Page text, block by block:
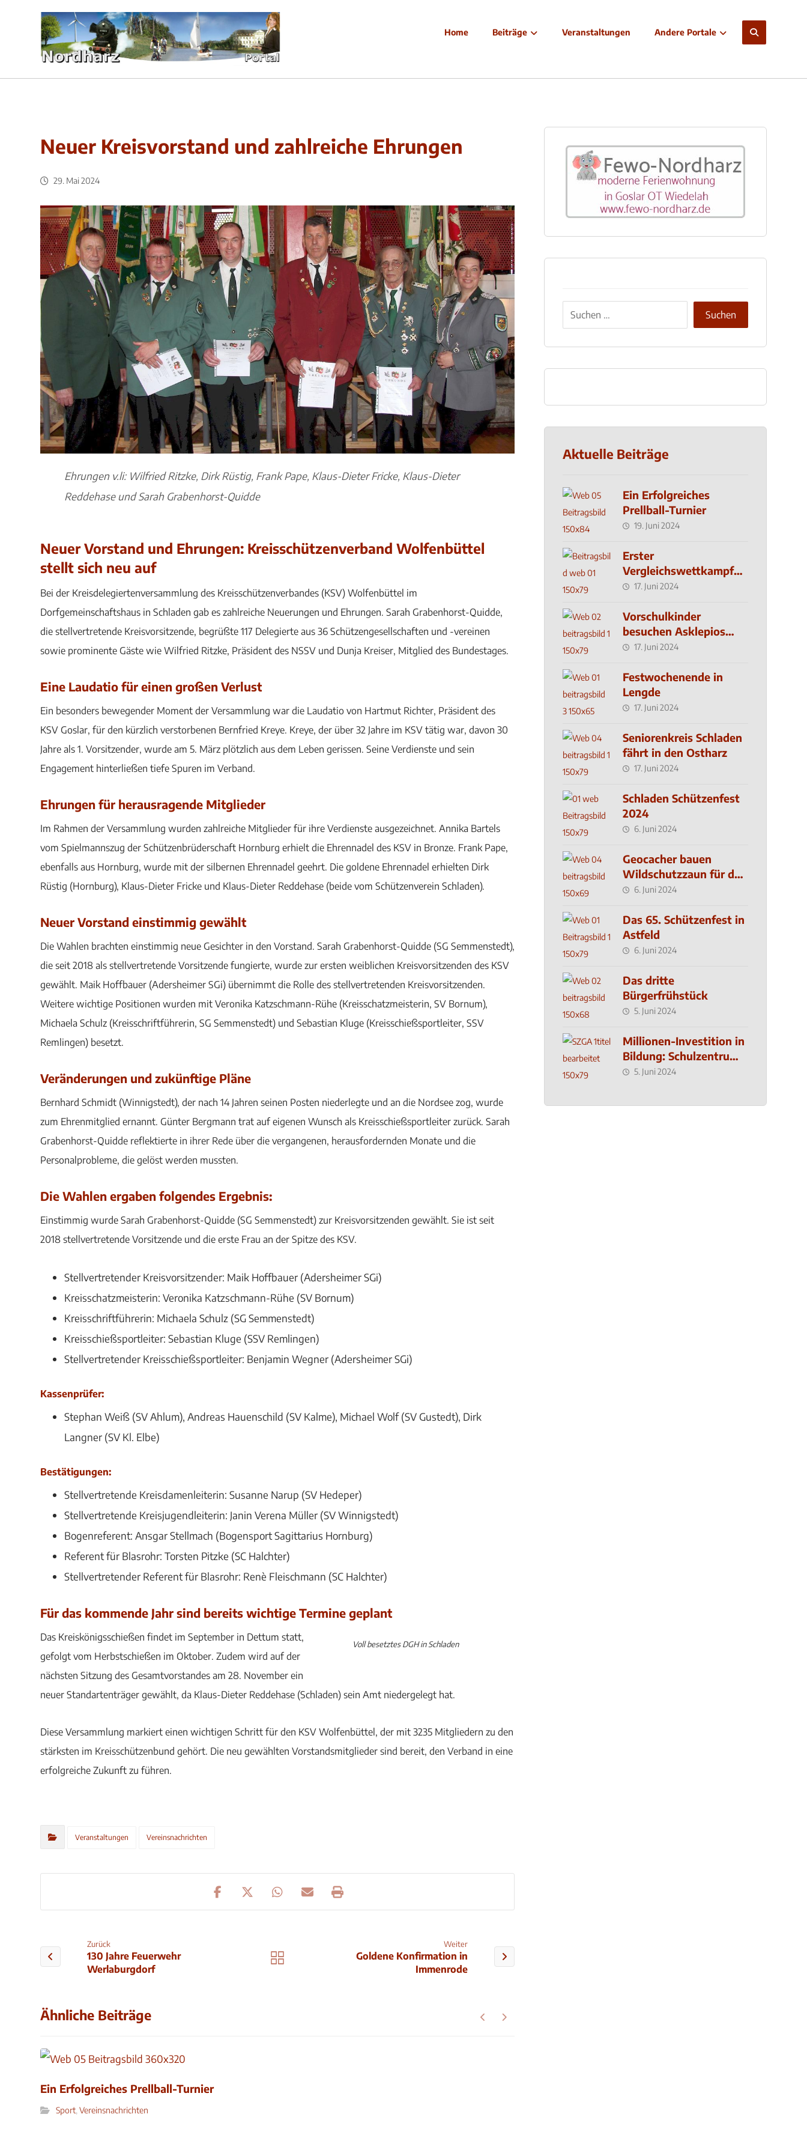
Home Beiträge Veranstaltungen Andere Portale
Neuer Kreisvorstand und zahlreiche Ehrungen
29. Mai 2024
Ehrungen v.li: Wilfried Ritzke, Dirk Rüstig, Frank Pape, Klaus-Dieter Fricke, Klaus-Dieter
Reddehase und Sarah Grabenhorst-Quidde
Neuer Vorstand und Ehrungen: Kreisschützenverband Wolfenbüttel
stellt sich neu auf
Bei der Kreisdelegiertenversammlung des Kreisschützenverbandes (KSV) Wolfenbüttel im
Dorfgemeinschaftshaus in Schladen gab es zahlreiche Neuerungen und Ehrungen. Sarah Grabenhorst-Quidde,
die stellvertretende Kreisvorsitzende, begrüßte 117 Delegierte aus 36 Schützengesellschaften und -vereinen
sowie prominente Gäste wie Wilfried Ritzke, Präsident des NSSV und Dunja Kreiser, Mitglied des Bundestages.
Eine Laudatio für einen großen Verlust
Ein besonders bewegender Moment der Versammlung war die Laudatio von Hartmut Richter, Präsident des
KSV Goslar, für den kürzlich verstorbenen Bernfried Kreye. Kreye, der über 32 Jahre im KSV tätig war, davon 30
Jahre als 1. Vorsitzender, wurde am 5. März plötzlich aus dem Leben gerissen. Seine Verdienste und sein
Engagement hinterließen tiefe Spuren im Verband.
Ehrungen für herausragende Mitglieder
Im Rahmen der Versammlung wurden zahlreiche Mitglieder für ihre Verdienste ausgezeichnet. Annika Bartels
vom Spielmannszug der Schützenbrüderschaft Hornburg erhielt die Ehrennadel des KSV in Bronze. Frank Pape,
ebenfalls aus Hornburg, wurde mit der silbernen Ehrennadel geehrt. Die goldene Ehrennadel erhielten Dirk
Rüstig (Hornburg), Klaus-Dieter Fricke und Klaus-Dieter Reddehase (beide vom Schützenverein Schladen).
Neuer Vorstand einstimmig gewählt
Die Wahlen brachten einstimmig neue Gesichter in den Vorstand. Sarah Grabenhorst-Quidde (SG Semmenstedt),
die seit 2018 als stellvertretende Vorsitzende fungierte, wurde zur ersten weiblichen Kreisvorsitzenden des KSV
gewählt. Maik Hoffbauer (Adersheimer SGi) übernimmt die Rolle des stellvertretenden Kreisvorsitzenden.
Weitere wichtige Positionen wurden mit Veronika Katzschmann-Rühe (Kreisschatzmeisterin, SV Bornum),
Michaela Schulz (Kreisschriftführerin, SG Semmenstedt) und Sebastian Kluge (Kreisschießsportleiter, SSV
Remlingen) besetzt.
Veränderungen und zukünftige Pläne
Bernhard Schmidt (Winnigstedt), der nach 14 Jahren seinen Posten niederlegte und an die Nordsee zog, wurde
zum Ehrenmitglied ernannt. Günter Bergmann trat auf eigenen Wunsch als Kreisschießsportleiter zurück. Sarah
Grabenhorst-Quidde reflektierte in ihrer Rede über die vergangenen, herausfordernden Monate und die
Personalprobleme, die gelöst werden mussten.
Die Wahlen ergaben folgendes Ergebnis:
Einstimmig wurde Sarah Grabenhorst-Quidde (SG Semmenstedt) zur Kreisvorsitzenden gewählt. Sie ist seit
2018 stellvertretende Vorsitzende und die erste Frau an der Spitze des KSV.
Stellvertretender Kreisvorsitzender: Maik Hoffbauer (Adersheimer SGi)
Kreisschatzmeisterin: Veronika Katzschmann-Rühe (SV Bornum)
Kreisschriftführerin: Michaela Schulz (SG Semmenstedt)
Kreisschießsportleiter: Sebastian Kluge (SSV Remlingen)
Stellvertretender Kreisschießsportleiter: Benjamin Wegner (Adersheimer SGi)
Kassenprüfer:
Stephan Weiß (SV Ahlum), Andreas Hauenschild (SV Kalme), Michael Wolf (SV Gustedt), Dirk
Langner (SV Kl. Elbe)
Bestätigungen:
Stellvertretende Kreisdamenleiterin: Susanne Narup (SV Hedeper)
Stellvertretende Kreisjugendleiterin: Janin Verena Müller (SV Winnigstedt)
Bogenreferent: Ansgar Stellmach (Bogensport Sagittarius Hornburg)
Referent für Blasrohr: Torsten Pitzke (SC Halchter)
Stellvertretender Referent für Blasrohr: Renè Fleischmann (SC Halchter)
Für das kommende Jahr sind bereits wichtige Termine geplant
Voll besetztes DGH in Schladen
Das Kreiskönigsschießen findet im September in Dettum statt,
gefolgt vom Herbstschießen im Oktober. Zudem wird auf der
nächsten Sitzung des Gesamtvorstandes am 28. November ein
neuer Standartenträger gewählt, da Klaus-Dieter Reddehase (Schladen) sein Amt niedergelegt hat.
Diese Versammlung markiert einen wichtigen Schritt für den KSV Wolfenbüttel, der mit 3235 Mitgliedern zu den
stärksten im Kreisschützenbund gehört. Die neu gewählten Vorstandsmitglieder sind bereit, den Verband in eine
erfolgreiche Zukunft zu führen.
Veranstaltungen Vereinsnachrichten
Zurück
130 Jahre Feuerwehr
Werlaburgdorf
Weiter
Goldene Konfirmation in
Immenrode
Ähnliche Beiträge
Ein Erfolgreiches Prellball-Turnier
Sport,Vereinsnachrichten
Aktuelle Beiträge
Ein Erfolgreiches
Prellball-Turnier
19. Juni 2024
Erster
Vergleichswettkampf
seit 2019
17. Juni 2024
Vorschulkinder
besuchen Asklepios
Klinik
17. Juni 2024
Festwochenende in
Lengde
17. Juni 2024
Seniorenkreis Schladen
fährt in den Ostharz
17. Juni 2024
Schladen Schützenfest
2024
6. Juni 2024
Geocacher bauen
Wildschutzzaun für den
MachMit! Wald
6. Juni 2024
Das 65. Schützenfest in
Astfeld
6. Juni 2024
Das dritte
Bürgerfrühstück
5. Juni 2024
Millionen-Investition in
Bildung: Schulzentrum-
Neubau
5. Juni 2024